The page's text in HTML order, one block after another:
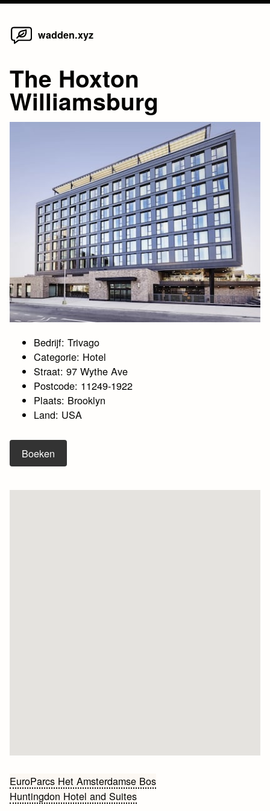
Skip
wadden.xyz
The Hoxton
Williamsburg
Bedrijf: Trivago
Categorie: Hotel
Straat: 97 Wythe Ave
Postcode: 11249-1922
Plaats: Brooklyn
Land: USA
Boeken
Bericht
navigatie
EuroParcs Het Amsterdamse Bos
Huntingdon Hotel and Suites